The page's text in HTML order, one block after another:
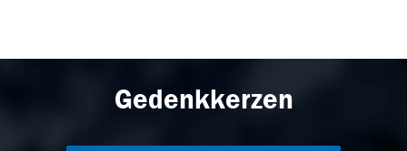
Gedenkkerzen